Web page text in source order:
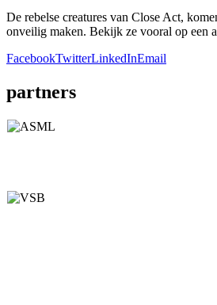
De rebelse creatures van Close Act,
onveilig maken. Bekijk ze vooral op een
FacebookTwitterLinkedInEmail
partners